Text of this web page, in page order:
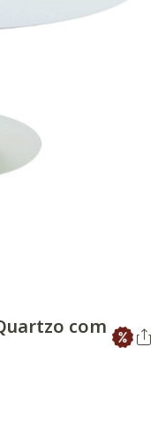
com